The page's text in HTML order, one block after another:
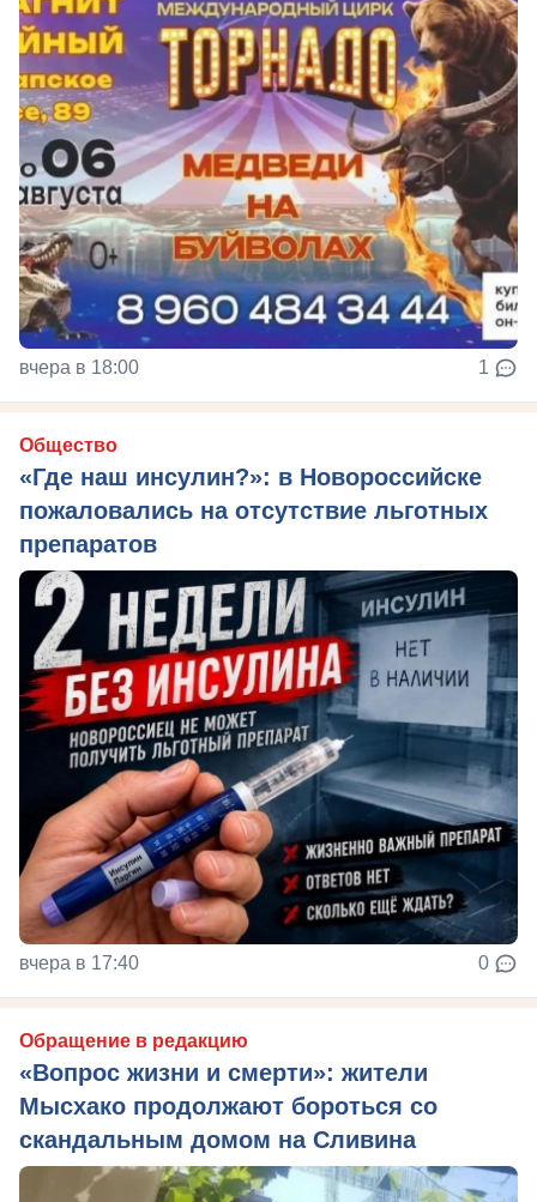
вчера в 18:00 1
Общество
«Где наш инсулин?»: в Новороссийске
пожаловались на отсутствие льготных
препаратов
вчера в 17:40 0
Обращение в редакцию
«Вопрос жизни и смерти»: жители
Мысхако продолжают бороться со
скандальным домом на Сливина